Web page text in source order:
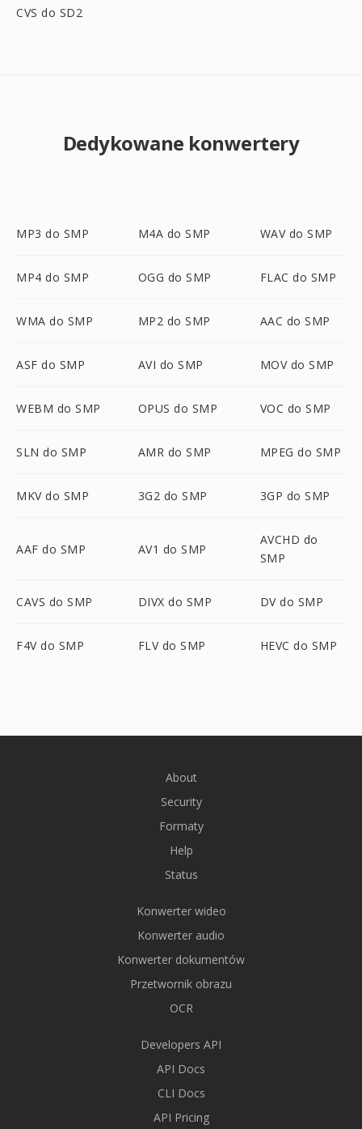
CVS do SD2
Dedykowane konwertery
MP3 do SMP M4A do SMP WAV do SMP
MP4 do SMP OGG do SMP FLAC do SMP
WMA do SMP MP2 do SMP AAC do SMP
ASF do SMP AVI do SMP MOV do SMP
WEBM do SMP OPUS do SMP VOC do SMP
SLN do SMP AMR do SMP MPEG do SMP
MKV do SMP 3G2 do SMP 3GP do SMP
AAF do SMP AV1 do SMP
AVCHD do
SMP
CAVS do SMP DIVX do SMP DV do SMP
F4V do SMP FLV do SMP HEVC do SMP
About
Security
Formaty
Help
Status
Konwerter wideo
Konwerter audio
Konwerter dokumentów
Przetwornik obrazu
OCR
Developers API
API Docs
CLI Docs
API Pricing